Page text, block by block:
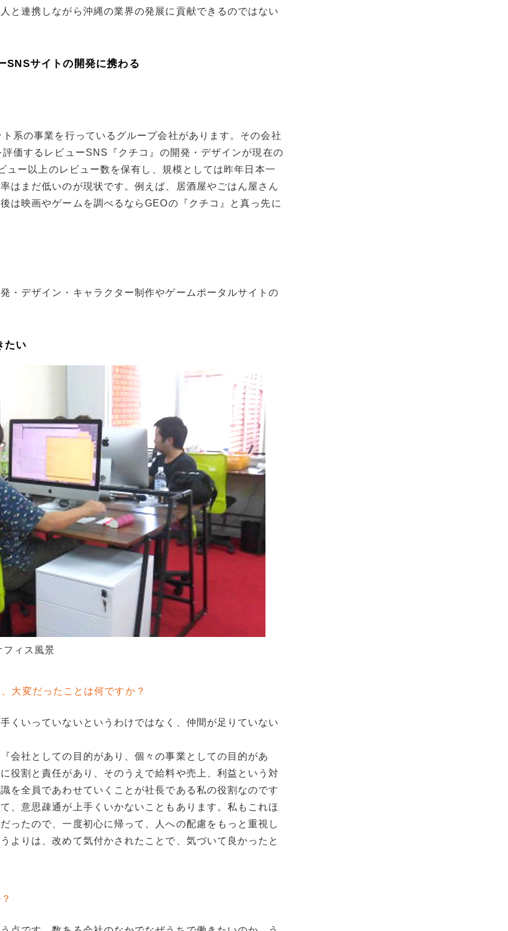
と連携しながら沖縄の業界の発展に貢献できるのではない
SNSサイトの開発に携わる
系の事業を行っているグループ会社があります。その会社
価するレビューSNS『クチコ』の開発・デザインが現在の
ー以上のレビュー数を保有し、規模としては昨年日本一
はまだ低いのが現状です。例えば、居酒屋やごはん屋さん
は映画やゲームを調べるならGEOの『クチコ』と真っ先に
・デザイン・キャラクター制作やゲームポータルサイトの
たい
フィス風景
大変だったことは何ですか？
くいっていないというわけではなく、仲間が足りていない
会社としての目的があり、個々の事業としての目的があ
役割と責任があり、そのうえで給料や売上、利益という対
を全員であわせていくことが社長である私の役割なのです
、意思疎通が上手くいかないこともあります。私もこれほ
ったので、一度初心に帰って、人への配慮をもっと重視し
よりは、改めて気付かされたことで、気づいて良かったと